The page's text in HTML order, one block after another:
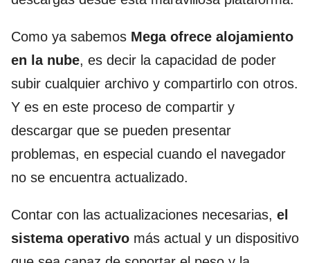
Como ya sabemos Mega ofrece alojamiento
en la nube, es decir la capacidad de poder
subir cualquier archivo y compartirlo con otros.
Y es en este proceso de compartir y
descargar que se pueden presentar
problemas, en especial cuando el navegador
no se encuentra actualizado.
Contar con las actualizaciones necesarias, el
sistema operativo más actual y un dispositivo